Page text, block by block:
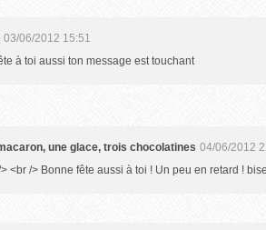
03/06/2012 15:51
à toi aussi ton message est touchant
une glace, trois chocolatines 04/06/2012
<br /> Bonne fête aussi à toi ! Un peu en retard !